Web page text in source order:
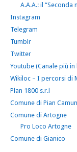
A.A.A.: il
Instagram
Telegram
Tumblr
Twitter
Youtube (Canale più
Wikiloc – I percorsi di
Plan 1800 s.r.l
Comune di Pian
Comune di Artogne
Pro Loco Artogne
Comune di Gianico